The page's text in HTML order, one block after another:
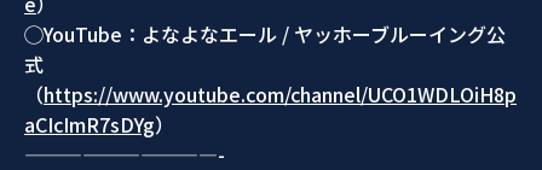
◯YouTube：よなよなエール / ヤッホーブルーイング公
式
（https://www.youtube.com/channel/UCO1WDLOiH8p
aCIcImR7sDYg）
——————————-